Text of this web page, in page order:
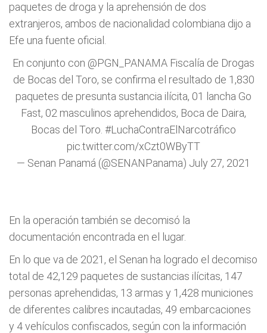
paquetes de droga y la aprehensión de dos
extranjeros, ambos de nacionalidad colombiana dijo a
Efe una fuente oficial.
En conjunto con @PGN_PANAMA Fiscalía de Drogas
de Bocas del Toro, se confirma el resultado de 1,830
paquetes de presunta sustancia ilícita, 01 lancha Go
Fast, 02 masculinos aprehendidos, Boca de Daira,
Bocas del Toro. #LuchaContraElNarcotráfico
pic.twitter.com/xCzt0WByTT
— Senan Panamá (@SENANPanama) July 27, 2021
En la operación también se decomisó la
documentación encontrada en el lugar.
En lo que va de 2021, el Senan ha logrado el decomiso
total de 42,129 paquetes de sustancias ilícitas, 147
personas aprehendidas, 13 armas y 1,428 municiones
de diferentes calibres incautadas, 49 embarcaciones
y 4 vehículos confiscados, según con la información